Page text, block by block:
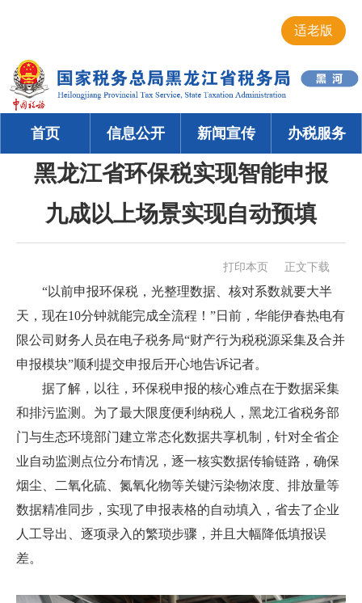
适老版
首页 信息公开 新闻宣传 办税服务
黑龙江省环保税实现智能申报
九成以上场景实现自动预填
打印本页 正文下载
“以前申报环保税，光整理数据、核对系数就要大半
天，现在10分钟就能完成全流程！”日前，华能伊春热电有
限公司财务人员在电子税务局“财产行为税税源采集及合并
申报模块”顺利提交申报后开心地告诉记者。
据了解，以往，环保税申报的核心难点在于数据采集
和排污监测。为了最大限度便利纳税人，黑龙江省税务部
门与生态环境部门建立常态化数据共享机制，针对全省企
业自动监测点位分布情况，逐一核实数据传输链路，确保
烟尘、二氧化硫、氮氧化物等关键污染物浓度、排放量等
数据精准同步，实现了申报表格的自动填入，省去了企业
人工导出、逐项录入的繁琐步骤，并且大幅降低填报误
差。